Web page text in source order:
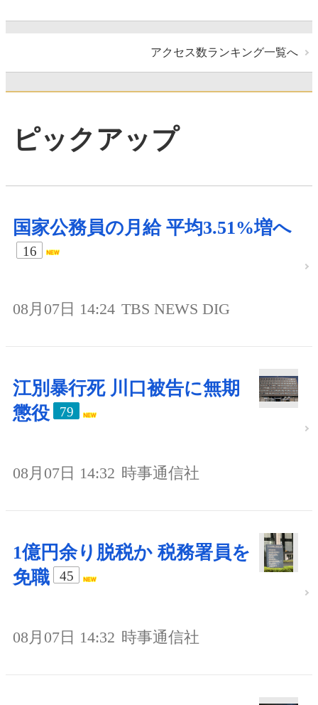
アクセス数ランキング一覧へ
ピックアップ
国家公務員の月給 平均3.51%増へ
16
08月07日 14:24 TBS NEWS DIG
江別暴行死 川口被告に無期
懲役
79
08月07日 14:32 時事通信社
1億円余り脱税か 税務署員を
免職
45
08月07日 14:32 時事通信社